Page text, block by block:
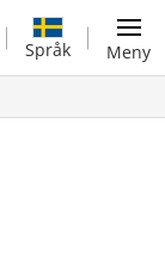
Språk Meny